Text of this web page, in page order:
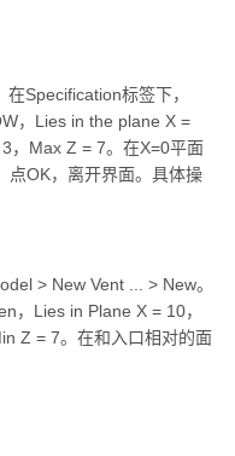
Specification标签下，
，Lies in the plane X =
，Max Z = 7。在X=0平面
点OK，离开界面。具体操
> New Vent ... > New。
，Lies in Plane X = 10，
Z = 7。在和入口相对的面